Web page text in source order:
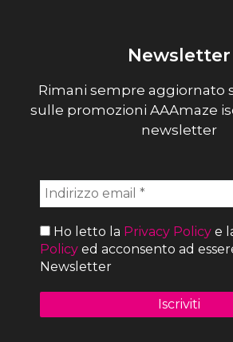
Newsletter
Rimani sempre aggiornato
sulle promozioni AAAmaze
newsletter
Ho letto la Privacy Policy e
Policy ed acconsento ad
Newsletter